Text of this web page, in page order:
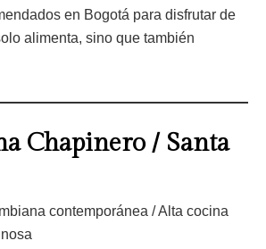
en Bogotá para disfrutar de
alimenta, sino que también
Chapinero / Santa
contemporánea / Alta cocina